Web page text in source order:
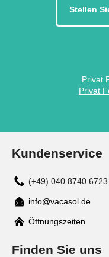
Stellen
Privat
Privat
Kundenservice
(+49) 040 8740 6723
Mail
info@vacasol.de
Öffnungszeiten
Finden Sie uns